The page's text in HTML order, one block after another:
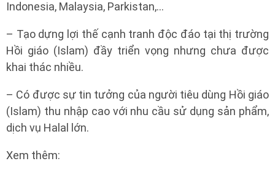
Indonesia, Malaysia, Parkistan,…
– Tạo dựng lợi thế cạnh tranh độc đáo tại thị trường
Hồi giáo (Islam) đầy triển vọng nhưng chưa được
khai thác nhiều.
– Có được sự tin tưởng của người tiêu dùng Hồi giáo
(Islam) thu nhập cao với nhu cầu sử dụng sản phẩm,
dịch vụ Halal lớn.
Xem thêm: